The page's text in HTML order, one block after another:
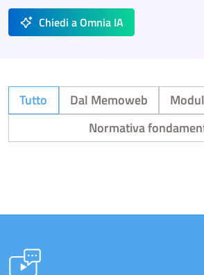
Chiedi a Omnia IA
Tutto Dal Memoweb
Normativa